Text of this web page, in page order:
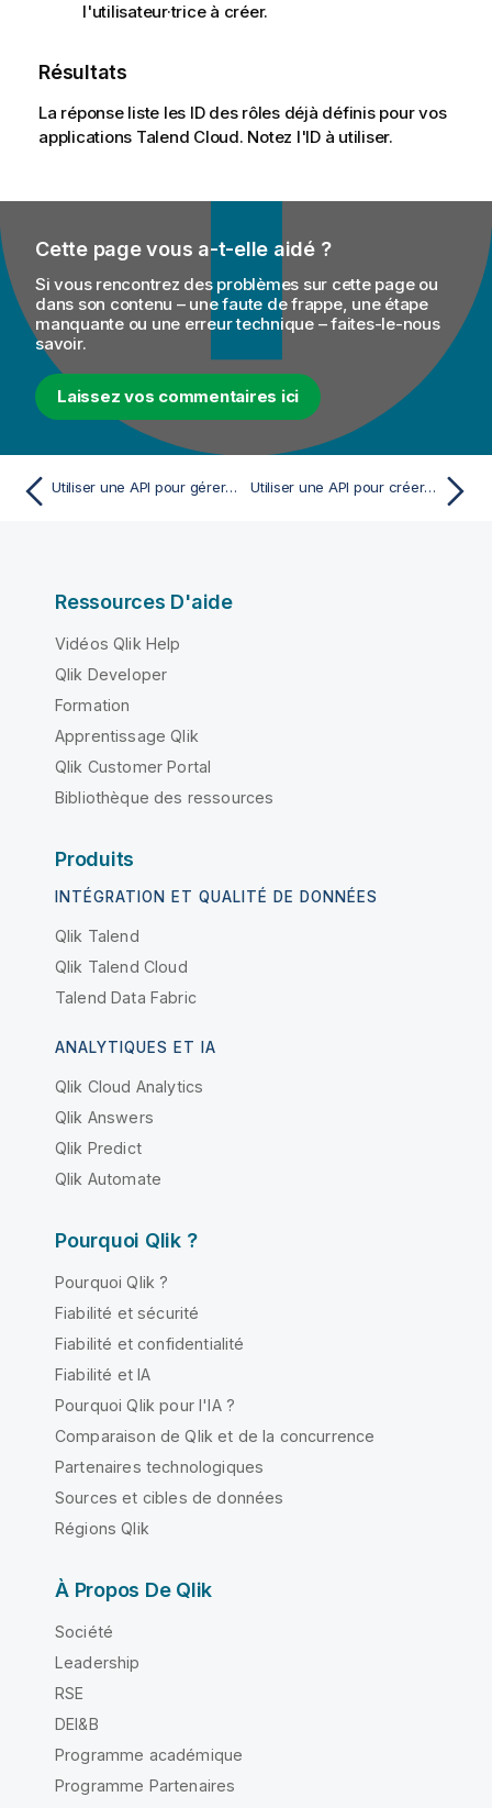
l'utilisateur·trice à créer.
Résultats
La réponse liste les ID des rôles déjà définis pour vos
applications Talend Cloud. Notez l'ID à utiliser.
Cette page vous a-t-elle aidé ?
Si vous rencontrez des problèmes sur cette page ou
dans son contenu – une faute de frappe, une étape
manquante ou une erreur technique – faites-le-nous
savoir.
Laissez vos commentaires ici
Utiliser une API pour gérer les utilisateurs et utilisatrices, les rôles et les groupes Utiliser une API pour créer un·e utilisateur·trice
Ressources D'aide
Vidéos Qlik Help
Qlik Developer
Formation
Apprentissage Qlik
Qlik Customer Portal
Bibliothèque des ressources
Produits
INTÉGRATION ET QUALITÉ DE DONNÉES
Qlik Talend
Qlik Talend Cloud
Talend Data Fabric
ANALYTIQUES ET IA
Qlik Cloud Analytics
Qlik Answers
Qlik Predict
Qlik Automate
Pourquoi Qlik ?
Pourquoi Qlik ?
Fiabilité et sécurité
Fiabilité et confidentialité
Fiabilité et IA
Pourquoi Qlik pour l'IA ?
Comparaison de Qlik et de la concurrence
Partenaires technologiques
Sources et cibles de données
Régions Qlik
À Propos De Qlik
Société
Leadership
RSE
DEI&B
Programme académique
Programme Partenaires